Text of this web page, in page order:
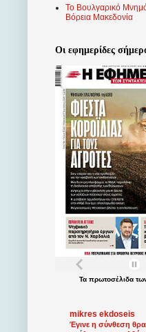
Το Βουλγαρικό
Βόρεια Μακεδονία
Οι εφημερίδες
Τα πρωτοσέλιδα
mikres ekdoseis
Έγινε η σύνθεση